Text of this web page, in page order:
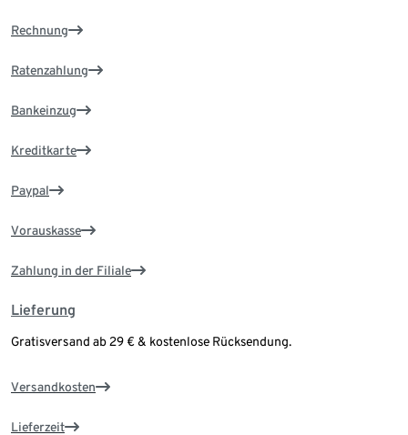
Rechnung
Ratenzahlung
Bankeinzug
Kreditkarte
Paypal
Vorauskasse
Zahlung in der Filiale
Lieferung
Gratisversand ab 29 € & kostenlose Rücksendung.
Versandkosten
Lieferzeit